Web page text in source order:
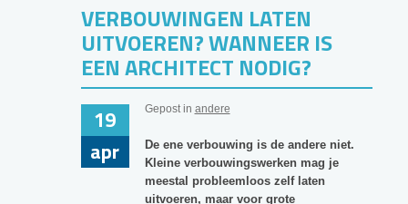
VERBOUWINGEN LATEN
UITVOEREN? WANNEER IS
EEN ARCHITECT NODIG?
19
apr
Gepost in andere
De ene verbouwing is de andere niet.
Kleine verbouwingswerken mag je
meestal probleemloos zelf laten
uitvoeren, maar voor grote